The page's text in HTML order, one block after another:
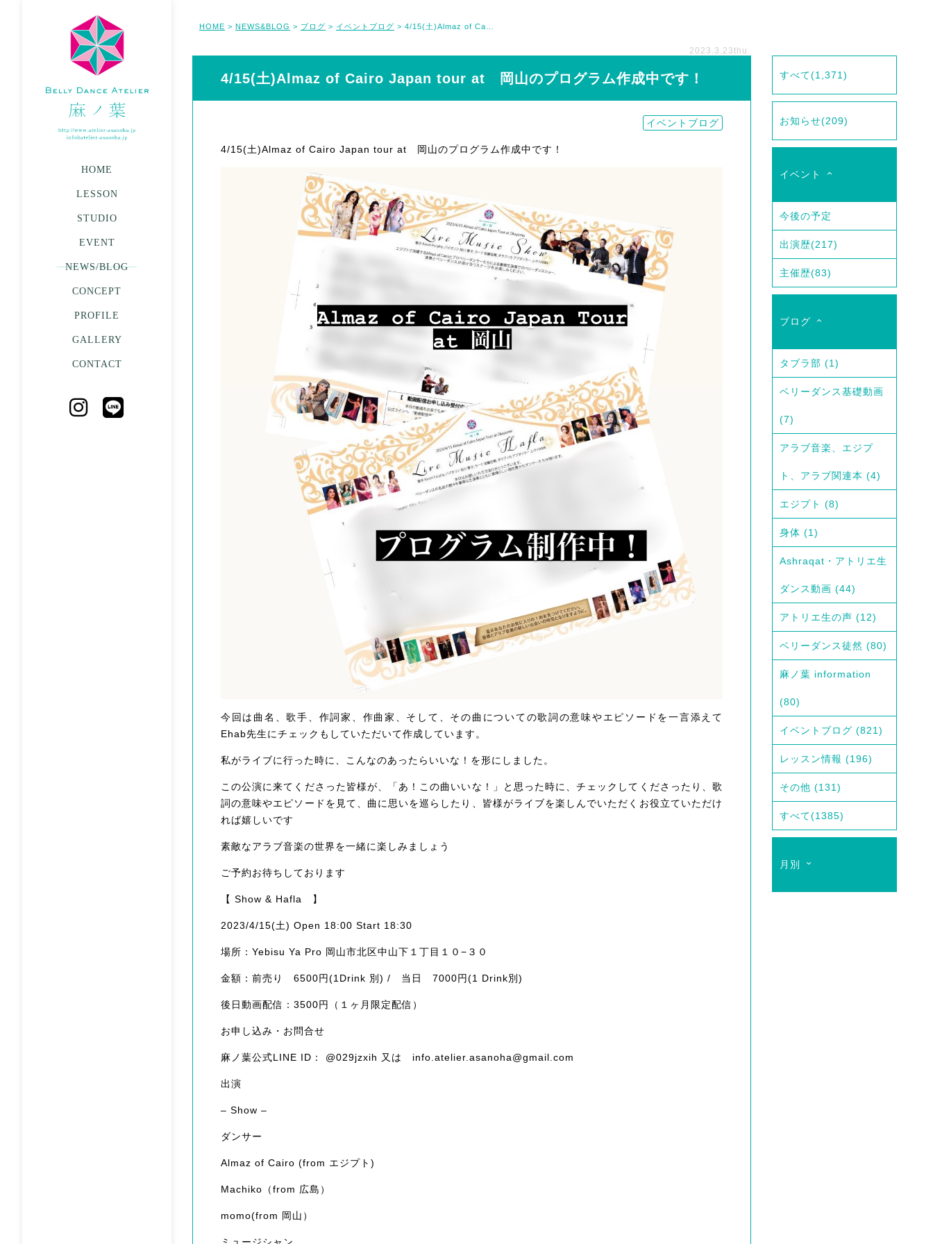
HOME
LESSON
STUDIO
EVENT
NEWS/BLOG
CONCEPT
PROFILE
GALLERY
CONTACT
HOME > NEWS&BLOG > ブログ > イベントブログ >
2023.3.23thu.
4/15(土)Almaz of Cairo Japan tour at 岡山のプログラム作成中です！
イベントブログ
4/15(土)Almaz of Cairo Japan tour at 岡山のプログラム作成中です！
今回は曲名、歌手、作詞家、作曲家、そして、その曲についての歌詞の意味やエピソードを一言添えて
Ehab先生にチェックもしていただいて作成しています。
私がライブに行った時に、こんなのあったらいいな！を形にしました。
この公演に来てくださった皆様が、「あ！この曲いいな！」と思った時に、チェックしてくださったり、歌
詞の意味やエピソードを見て、曲に思いを巡らしたり、皆様がライブを楽しんでいただくお役立ていただけ
れば嬉しいです
素敵なアラブ音楽の世界を一緒に楽しみましょう
ご予約お待ちしております
【 Show & Hafla 】
2023/4/15(土) Open 18:00 Start 18:30
場所：Yebisu Ya Pro 岡山市北区中山下１丁目１０−３０
金額：前売り 6500円(1Drink 別) / 当日 7000円(1 Drink別)
後日動画配信：3500円（１ヶ月限定配信）
お申し込み・お問合せ
麻ノ葉公式LINE ID： @029jzxih 又は info.atelier.asanoha@gmail.com
出演
– Show –
ダンサー
Almaz of Cairo (from エジプト)
Machiko（from 広島）
momo(from 岡山）
ミュージシャン
すべて(1,371)
お知らせ(209)
イベント
今後の予定
出演歴(217)
主催歴(83)
ブログ
タブラ部 (1)
ベリーダンス基礎動画
(7)
アラブ音楽、エジプ
ト、アラブ関連本 (4)
エジプト (8)
身体 (1)
Ashraqat・アトリエ生
ダンス動画 (44)
アトリエ生の声 (12)
ベリーダンス徒然 (80)
麻ノ葉 information
(80)
イベントブログ (821)
レッスン情報 (196)
その他 (131)
すべて(1385)
月別